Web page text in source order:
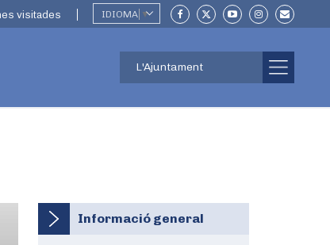
visitades IDIOMA ▼
L'Ajuntament
Informació general